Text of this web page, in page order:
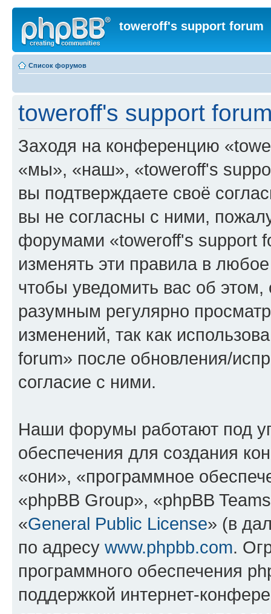
toweroff's support forum
Список форумов
toweroff's support
Заходя на конференцию
«мы», «наш», «toweroff's
вы подтверждаете своё
вы не согласны с ними,
форумами «toweroff's support
изменять эти правила в
чтобы уведомить вас об
разумным регулярно
изменений, так как
forum» после обновления/
согласие с ними.
Наши форумы работают под
обеспечения для создания
«они», «программное
«phpBB Group», «phpBB
«General Public License» (в
по адресу www.phpbb.com.
программного обеспечения
поддержкой интернет-